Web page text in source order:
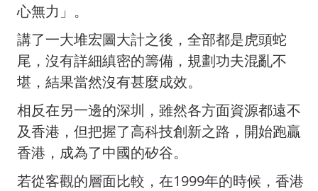
心無力」。
講了一大堆宏圖大計之後，全部都是虎頭蛇
尾，沒有詳細縝密的籌備，規劃功夫混亂不
堪，結果當然沒有甚麼成效。
相反在另一邊的深圳，雖然各方面資源都遠不
及香港，但把握了高科技創新之路，開始跑贏
香港，成為了中國的矽谷。
若從客觀的層面比較，在1999年的時候，香港